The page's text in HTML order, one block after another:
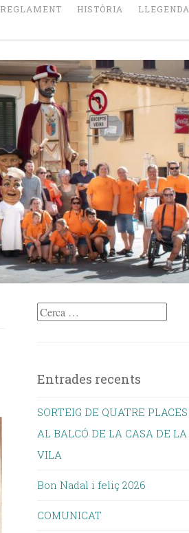
REGLAMENT HISTÒRIA LLEGENDA
Cerca:
Entrades recents
SORTEIG DE QUATRE PLACES
AL BALCÓ DE LA CASA DE LA
VILA
Bon Nadal i feliç 2026
COMUNICAT